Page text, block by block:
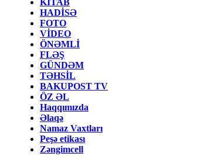
KİTAB
HADİSƏ
FOTO
VİDEO
ÖNƏMLİ
FLƏŞ
GÜNDƏM
TƏHSİL
BAKUPOST TV
ÖZ ƏL
Haqqımızda
Əlaqə
Namaz Vaxtları
Peşə etikası
Zəngimcell